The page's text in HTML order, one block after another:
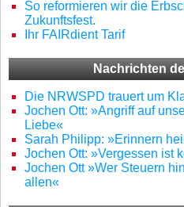
So reformieren wir die
Zukunftsfest.
Ihr FAIRdient Tarif
Nachrichten
Die NRWSPD trauert um
Jochen Ott: »Angriff auf
Liebe«
Sarah Philipp: »Erinnern
Jochen Ott: »Vergessen ist
Jochen Ott »Wer Steuern
allen«